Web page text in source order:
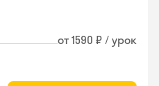
от 1590 ₽ / урок